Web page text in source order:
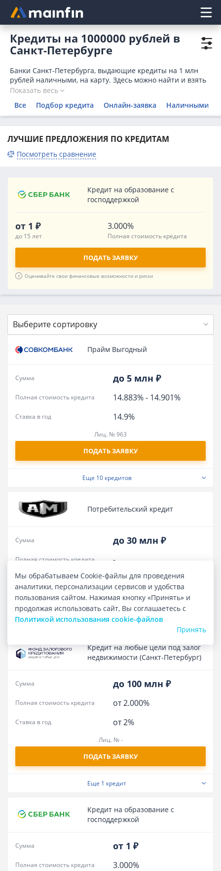
Главное меню
Кредиты на 1000000 рублей в
Санкт-Петербурге
Банки Санкт-Петербурга, выдающие кредиты на 1 млн
рублей наличными, на карту. Здесь можно найти и взять
кредит 1000000 рублей наличными без справок и
Показать весь
Все
Подбор кредита Онлайн-заявка Наличными
ЛУЧШИЕ ПРЕДЛОЖЕНИЯ ПО КРЕДИТАМ
Посмотреть сравнение
Кредит на образование с
господдержкой
от 1 ₽
до 15 лет
3.000%
Полная стоимость кредита
ПОДАТЬ ЗАЯВКУ
Оценивайте свои финансовые возможности и риски
Выберите сортировку
Прайм Выгодный
до 5 млн ₽
Сумма
14.883%- 14.901%
Полная стоимость кредита
14.9%
Ставка в год
Лиц. № 963
ПОДАТЬ ЗАЯВКУ
Еще 10 кредитов
Потребительский кредит
до 30 млн ₽
Сумма
-
Полная стоимость кредита
от 6%
Ставка в год
Лиц. № -
ПОДАТЬ ЗАЯВКУ
Кредит на любые цели под залог
недвижимости (Санкт-Петербург)
до 100 млн ₽
Сумма
от 2.000%
Полная стоимость кредита
от 2%
Ставка в год
Лиц. № -
ПОДАТЬ ЗАЯВКУ
Еще 1 кредит
Кредит на образование с
господдержкой
от 1 ₽
Сумма
3.000%
Полная стоимость кредита
Мы обрабатываем Cookie-файлы для проведения
аналитики, персонализации сервисов и удобства
пользования сайтом. Нажимая кнопку «Принять» и
продолжая использовать сайт, Вы соглашаетесь с
Политикой использования cookie-файлов
Принять